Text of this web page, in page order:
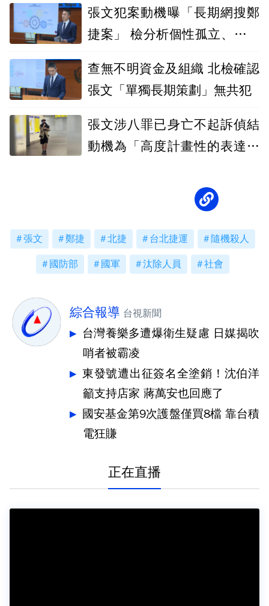
張文犯案動機曝「長期網搜鄭
捷案」 檢分析個性孤立、具反
查無不明資金及組織 北檢確認
張文「單獨長期策劃」無共犯
張文涉八罪已身亡不起訴偵結
動機為「高度計畫性的表達式
張文 鄭捷 北捷 台北捷運 隨機殺人
國防部 國軍 汰除人員 社會
綜合報導 台視新聞
台灣養樂多遭爆衛生疑慮 日媒揭吹
哨者被霸凌
東發號遭出征簽名全塗銷！沈伯洋
籲支持店家 蔣萬安也回應了
國安基金第9次護盤僅買8檔 靠台積
電狂賺
正在直播